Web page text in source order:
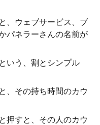
、ウェブサービス、ブ
パネラーさんの名前が
いう、割とシンプル
、その持ち時間のカウ
押すと、その人のカウ